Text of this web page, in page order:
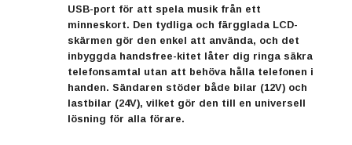
USB-port för att spela musik från ett
minneskort. Den tydliga och färgglada LCD-
skärmen gör den enkel att använda, och det
inbyggda handsfree-kitet låter dig ringa säkra
telefonsamtal utan att behöva hålla telefonen i
handen. Sändaren stöder både bilar (12V) och
lastbilar (24V), vilket gör den till en universell
lösning för alla förare.